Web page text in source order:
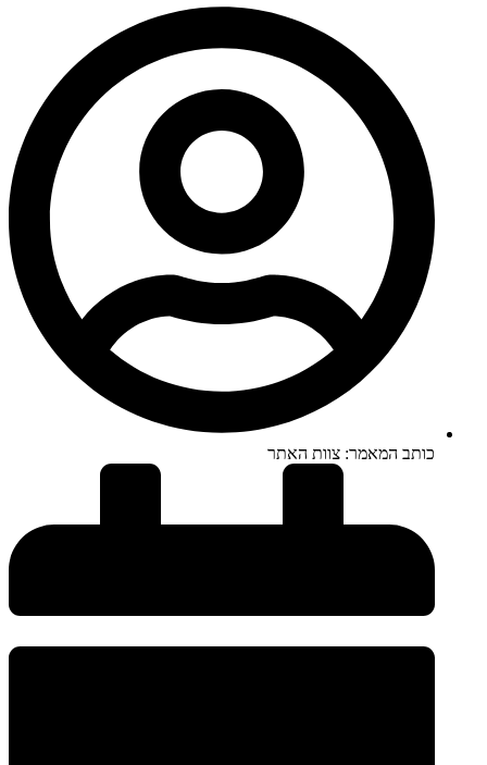
כותב המאמר: צוות האתר